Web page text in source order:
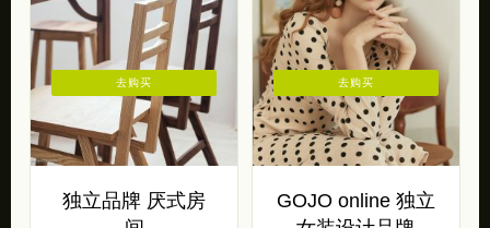
独立品牌 厌式房
去购买
GOJO online 独立
去购买